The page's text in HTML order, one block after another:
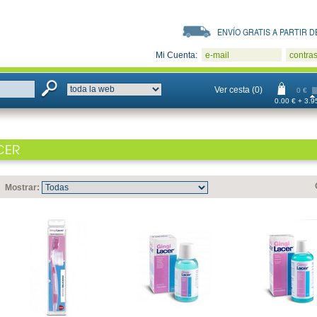
ENVÍO GRATIS A PARTIR
Mi Cuenta: e-mail
Ver cesta (0)
0 €
0.00 € +
Mostrar: